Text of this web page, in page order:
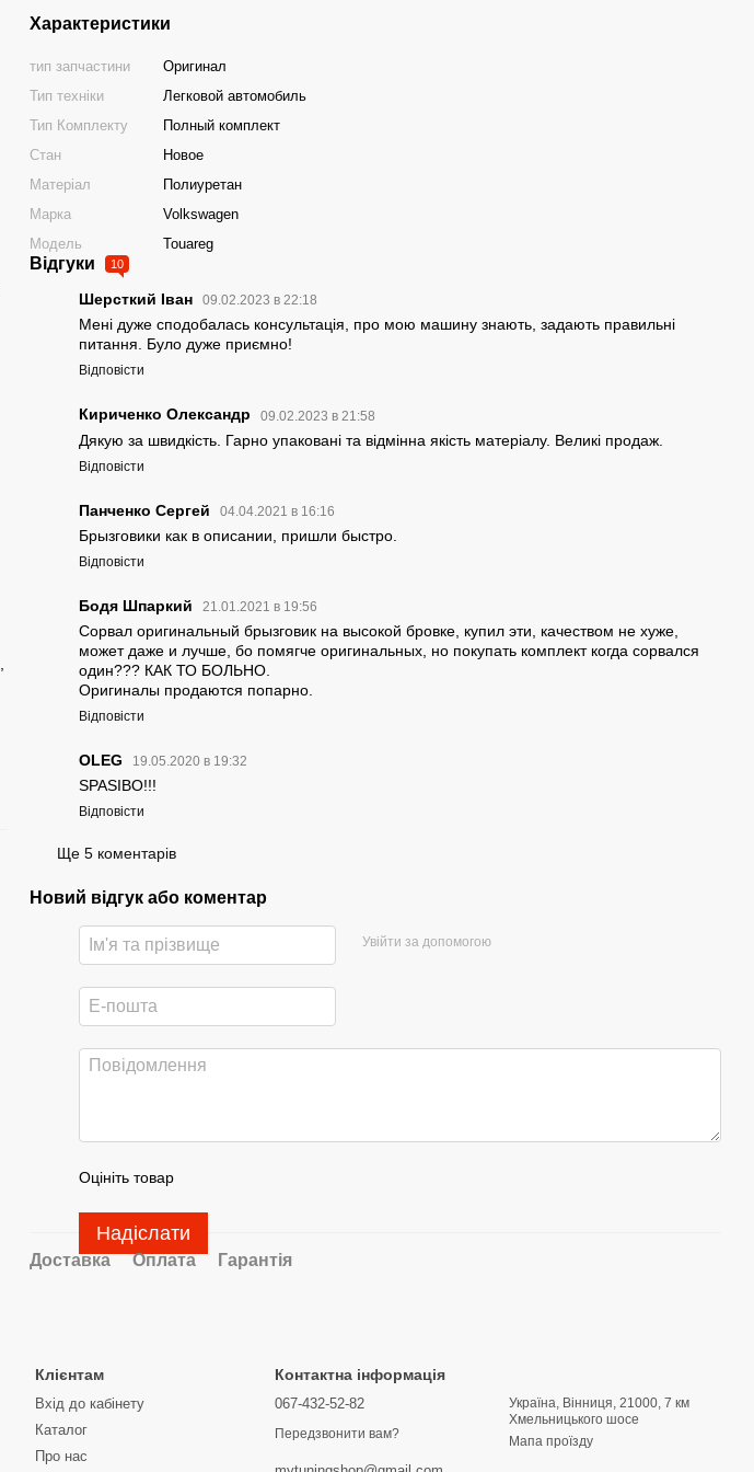
Характеристики
тип запчастини
Оригинал
Тип техніки
Легковой автомобиль
Тип Комплекту
Полный комплект
Стан
Новое
Матеріал
Полиуретан
Марка
Volkswagen
Модель
Touareg
Відгуки 10
Шерсткий Іван 09.02.2023 в 22:18
Мені дуже сподобалась консультація, про мою машину знають, задають правильні
питання. Було дуже приємно!
Відповісти
Кириченко Олександр 09.02.2023 в 21:58
Дякую за швидкість. Гарно упаковані та відмінна якість матеріалу. Великі продаж.
Відповісти
Панченко Сергей 04.04.2021 в 16:16
Брызговики как в описании, пришли быстро.
Відповісти
Бодя Шпаркий 21.01.2021 в 19:56
Сорвал оригинальный брызговик на высокой бровке, купил эти, качеством не хуже,
может даже и лучше, бо помягче оригинальных, но покупать комплект когда сорвался
один??? КАК ТО БОЛЬНО.
Оригиналы продаются попарно.
Відповісти
OLEG 19.05.2020 в 19:32
SPASIBO!!!
Відповісти
Ще 5 коментарів
Новий відгук або коментар
Увійти за допомогою
Оцініть товар
Надіслати
Доставка Оплата Гарантія
Клієнтам
Вхід до кабінету
Каталог
Про нас
Контактна інформація
067-432-52-82
Передзвонити вам?
Україна, Вінниця, 21000, 7 км
Хмельницького шосе
Мапа проїзду